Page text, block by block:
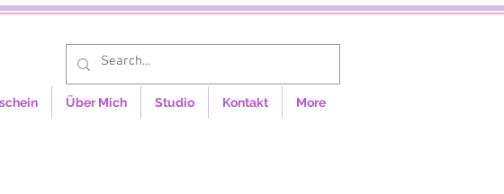
Über Mich Studio Kontakt More